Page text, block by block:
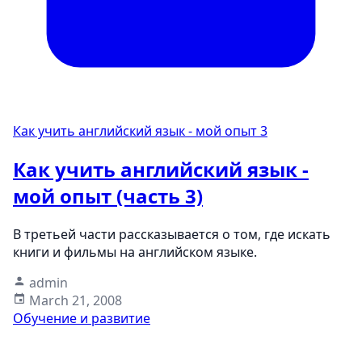
Как учить английский язык - мой опыт3
Как учить английский язык -
мой опыт (часть 3)
В третьей части рассказывается о том, где искать
книги и фильмы на английском языке.
admin
March 21, 2008
Обучение и развитие